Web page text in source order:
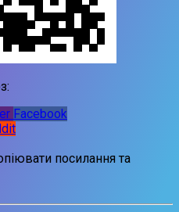
Facebook
посилання та